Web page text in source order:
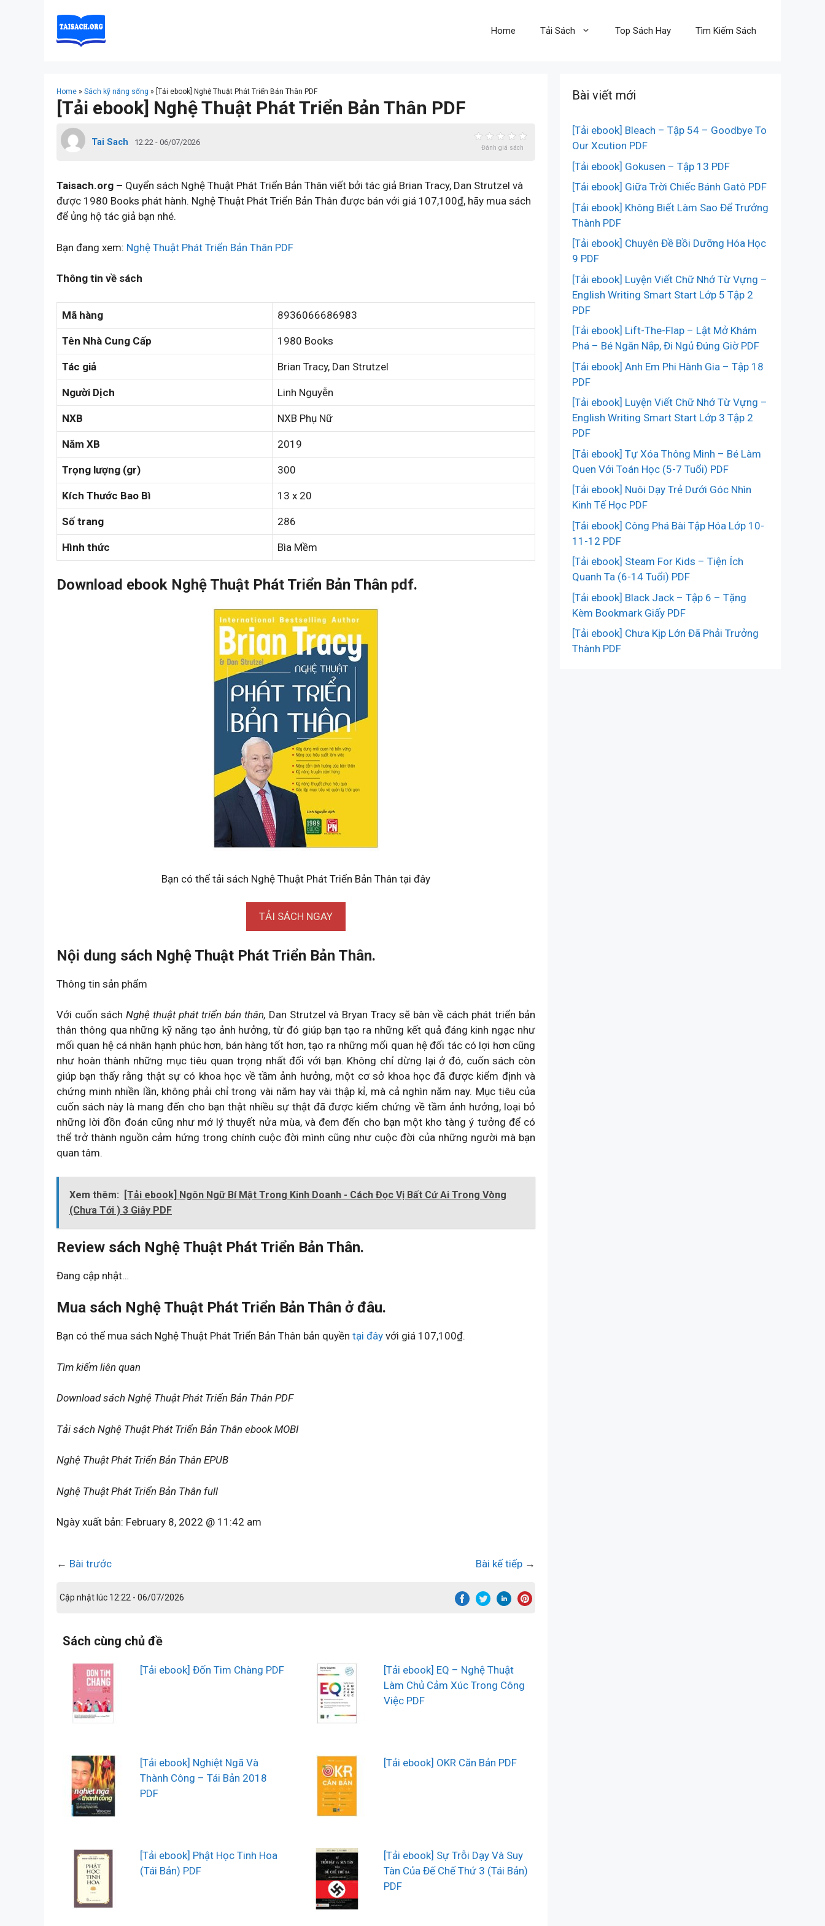
Home Tải Sách Top Sách Hay Tìm Kiếm Sách
Home » Sách kỹ năng sống » [Tải ebook] Nghệ Thuật Phát Triển Bản Thân PDF
[Tải ebook] Nghệ Thuật Phát Triển Bản Thân PDF
Tai Sach 12:22 - 06/07/2026
Đánh giá sách
Taisach.org – Quyển sách Nghệ Thuật Phát Triển Bản Thân viết bởi tác giả Brian Tracy, Dan Strutzel và
được 1980 Books phát hành. Nghệ Thuật Phát Triển Bản Thân được bán với giá 107,100₫, hãy mua sách
để ủng hộ tác giả bạn nhé.
Bạn đang xem: Nghệ Thuật Phát Triển Bản Thân PDF
Thông tin về sách
Mã hàng 8936066686983
Tên Nhà Cung Cấp 1980 Books
Tác giả Brian Tracy, Dan Strutzel
Người Dịch Linh Nguyễn
NXB NXB Phụ Nữ
Năm XB 2019
Trọng lượng (gr) 300
Kích Thước Bao Bì 13 x 20
Số trang 286
Hình thức Bìa Mềm
Download ebook Nghệ Thuật Phát Triển Bản Thân pdf.
Bạn có thể tải sách Nghệ Thuật Phát Triển Bản Thân tại đây
TẢI SÁCH NGAY
Nội dung sách Nghệ Thuật Phát Triển Bản Thân.
Thông tin sản phẩm
Với cuốn sách Nghệ thuật phát triển bản thân, Dan Strutzel và Bryan Tracy sẽ bàn về cách phát triển bản
thân thông qua những kỹ năng tạo ảnh hưởng, từ đó giúp bạn tạo ra những kết quả đáng kinh ngạc như
mối quan hệ cá nhân hạnh phúc hơn, bán hàng tốt hơn, tạo ra những mối quan hệ đối tác có lợi hơn cũng
như hoàn thành những mục tiêu quan trọng nhất đối với bạn. Không chỉ dừng lại ở đó, cuốn sách còn
giúp bạn thấy rằng thật sự có khoa học về tầm ảnh hưởng, một cơ sở khoa học đã được kiểm định và
chứng minh nhiền lần, không phải chỉ trong vài năm hay vài thập kỉ, mà cả nghìn năm nay. Mục tiêu của
cuốn sách này là mang đến cho bạn thật nhiều sự thật đã được kiểm chứng về tầm ảnh hưởng, loại bỏ
những lời đồn đoán cũng như mớ lý thuyết nửa mùa, và đem đến cho bạn một kho tàng ý tưởng để có
thể trở thành nguồn cảm hứng trong chính cuộc đời mình cũng như cuộc đời của những người mà bạn
quan tâm.
Xem thêm:
[Tải ebook] Ngôn Ngữ Bí Mật Trong Kinh Doanh - Cách Đọc Vị Bất Cứ Ai Trong Vòng
(Chưa Tới ) 3 Giây PDF
Review sách Nghệ Thuật Phát Triển Bản Thân.
Đang cập nhật…
Mua sách Nghệ Thuật Phát Triển Bản Thân ở đâu.
Bạn có thể mua sách Nghệ Thuật Phát Triển Bản Thân bản quyền tại đây với giá 107,100₫.
Tìm kiếm liên quan
Download sách Nghệ Thuật Phát Triển Bản Thân PDF
Tải sách Nghệ Thuật Phát Triển Bản Thân ebook MOBI
Nghệ Thuật Phát Triển Bản Thân EPUB
Nghệ Thuật Phát Triển Bản Thân full
Ngày xuất bản: February 8, 2022 @ 11:42 am
← Bài trước Bài kế tiếp →
Cập nhật lúc 12:22 - 06/07/2026
Sách cùng chủ đề
[Tải ebook] Đốn Tim Chàng PDF
[Tải ebook] EQ – Nghệ Thuật
Làm Chủ Cảm Xúc Trong Công
Việc PDF
[Tải ebook] Nghiệt Ngã Và
Thành Công – Tái Bản 2018
PDF
[Tải ebook] OKR Căn Bản PDF
[Tải ebook] Phật Học Tinh Hoa
(Tái Bản) PDF
[Tải ebook] Sự Trỗi Dạy Và Suy
Tàn Của Đế Chế Thứ 3 (Tái Bản)
PDF
Bài viết mới
[Tải ebook] Bleach – Tập 54 – Goodbye To
Our Xcution PDF
[Tải ebook] Gokusen – Tập 13 PDF
[Tải ebook] Giữa Trời Chiếc Bánh Gatô PDF
[Tải ebook] Không Biết Làm Sao Để Trưởng
Thành PDF
[Tải ebook] Chuyên Đề Bồi Dưỡng Hóa Học
9 PDF
[Tải ebook] Luyện Viết Chữ Nhớ Từ Vựng –
English Writing Smart Start Lớp 5 Tập 2
PDF
[Tải ebook] Lift-The-Flap – Lật Mở Khám
Phá – Bé Ngăn Nắp, Đi Ngủ Đúng Giờ PDF
[Tải ebook] Anh Em Phi Hành Gia – Tập 18
PDF
[Tải ebook] Luyện Viết Chữ Nhớ Từ Vựng –
English Writing Smart Start Lớp 3 Tập 2
PDF
[Tải ebook] Tự Xóa Thông Minh – Bé Làm
Quen Với Toán Học (5-7 Tuổi) PDF
[Tải ebook] Nuôi Dạy Trẻ Dưới Góc Nhìn
Kinh Tế Học PDF
[Tải ebook] Công Phá Bài Tập Hóa Lớp 10-
11-12 PDF
[Tải ebook] Steam For Kids – Tiện Ích
Quanh Ta (6-14 Tuổi) PDF
[Tải ebook] Black Jack – Tập 6 – Tặng
Kèm Bookmark Giấy PDF
[Tải ebook] Chưa Kịp Lớn Đã Phải Trưởng
Thành PDF